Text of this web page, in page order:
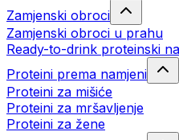
Zamjenski obroci
Zamjenski obroci u prahu
Ready-to-drink proteinski
Proteini prema namjeni
Proteini za mišiće
Proteini za mršavljenje
Proteini za žene